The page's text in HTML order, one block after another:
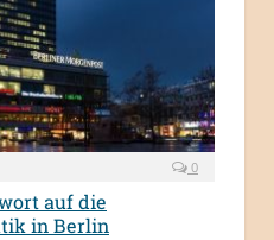
0
auf die
in Berlin